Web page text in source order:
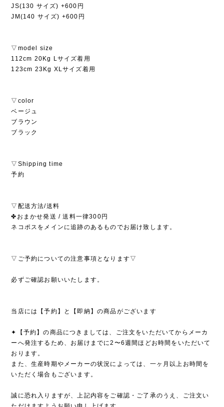
JS(130 サイズ) +600円
JM(140 サイズ) +600円
▽model size
112cm 20Kg Lサイズ着用
123cm 23Kg XLサイズ着用
▽color
ベージュ
ブラウン
ブラック
▽Shipping time
予約
▽配送方法/送料
✤おまかせ発送 / 送料一律300円
ネコポスをメインに追跡のあるものでお届け致します。
▽ご予約についての注意事項となります▽
必ずご確認お願いいたします。
当店には【予約】と【即納】の商品がございます
✦【予約】の商品につきましては、ご注文をいただいてからメーカ
ーへ発注するため、お届けまでに2〜6週間ほどお時間をいただいて
おります。
また、生産時期やメーカーの状況によっては、一ヶ月以上お時間を
いただく場合もございます。
誠に恐れ入りますが、上記内容をご確認・ご了承のうえ、ご注文い